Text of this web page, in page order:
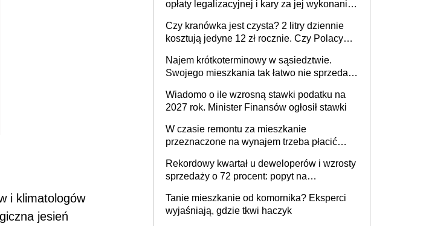
i klimatologów
jesień
opłaty legalizacyjnej i kary za jej wykonanie,
Czy kranówka jest czysta? 2 litry dziennie
kosztują jedyne 12 zł rocznie. Czy Polacy
Najem krótkoterminowy w sąsiedztwie.
Swojego mieszkania tak łatwo nie sprzedaż
Wiadomo o ile wzrosną stawki podatku na
2027 rok. Minister Finansów ogłosił stawki
W czasie remontu za mieszkanie
przeznaczone na wynajem trzeba płacić
realizuje w nim potrzeb mieszkaniowych
Rekordowy kwartał u deweloperów i wzrosty
sprzedaży o 72 procent: popyt na
Tanie mieszkanie od komornika? Eksperci
wyjaśniają, gdzie tkwi haczyk